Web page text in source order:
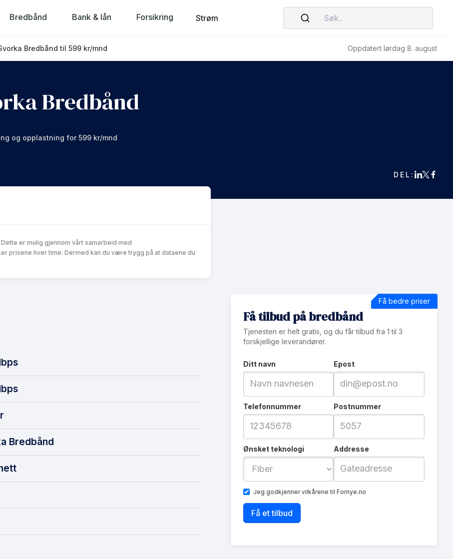
Bredbånd Bank & lån Forsikring Strøm Søk..
Bredbånd til 599 kr/mnd Oppdatert lørdag 8. august
Bredbånd
og opplastning for 599 kr/mnd
DEL:
er mulig gjennom vårt samarbeid med
prisene hver time. Dermed kan du være trygg på at dataene du
Bredbånd
Få tilbud på bredbånd
Tjenesten er helt gratis, og du får tilbud fra 1 til 3
forskjellige leverandører.
Ditt navn Epost
Telefonnummer Postnummer
Ønsket teknologi Addresse
Jeg godkjennervilkårene til Fornye.no
Få bedre priser